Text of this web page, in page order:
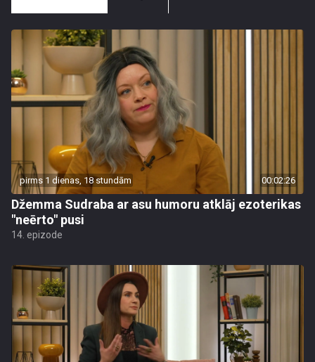
pirms 1 dienas, 18 stundām 00:02:26
Džemma Sudraba ar asu humoru atklāj ezoterikas
"neērto" pusi
14. epizode